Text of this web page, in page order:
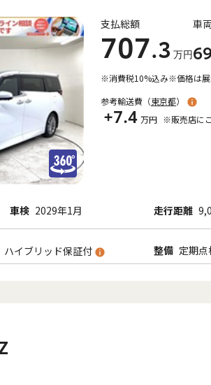
支払総額
707.3 万円
車
※消費税10%込み※価格は展
参考輸送費（東京都）
+7.4 万円 ※販売店に
車検 2029年1月 走行距離
ハイブリッド保証付 整備 定期